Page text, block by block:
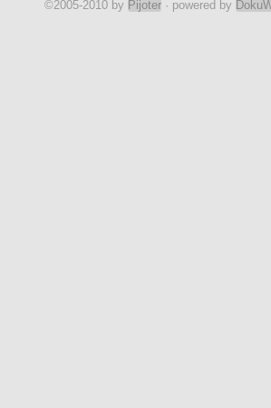
szer. Tomasz Rzechowicz, 49 pp   †
©2005-2010 by Pijoter · powered by